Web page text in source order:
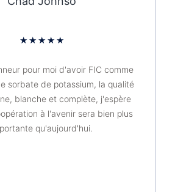
★ ★ ★ ★ ★
pour moi d'avoir FIC comme
sorbate de potassium, la qualité
blanche et complète, j'espère
à l'avenir sera bien plus
qu'aujourd'hui.